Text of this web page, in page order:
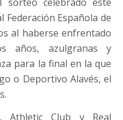
Federación Española de
al haberse enfrentado
años, azulgranas y
para la final en la que
o Deportivo Alavés, el
Athletic Club y Real